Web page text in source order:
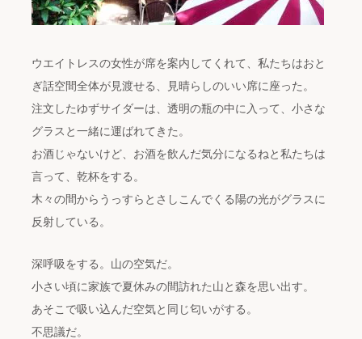
ウエイトレスの女性が席を案内してくれて、私たちはおと
ぎ話空間全体が見渡せる、見晴らしのいい席に座った。
注文したゆずサイダーは、透明の瓶の中に入って、小さな
グラスと一緒に運ばれてきた。
お酒じゃないけど、お酒を飲んだ気分になるねと私たちは
言って、乾杯をする。
木々の間からうっすらとさしこんでくる陽の光がグラスに
反射している。
深呼吸をする。山の空気だ。
小さい頃に家族で夏休みの間訪れた山と森を思い出す。
あそこで吸い込んだ空気と同じ匂いがする。
不思議だ。